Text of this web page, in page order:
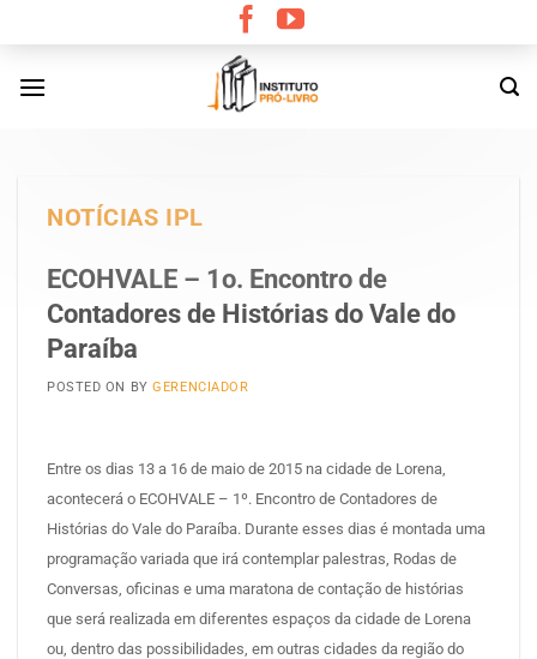
content
NOTÍCIAS IPL
ECOHVALE – 1o. Encontro de
Contadores de Histórias do Vale do
Paraíba
POSTED ON BYGERENCIADOR
Entre os dias 13 a 16 de maio de 2015 na cidade de Lorena,
acontecerá o ECOHVALE – 1º. Encontro de Contadores de
Histórias do Vale do Paraíba. Durante esses dias é montada uma
programação variada que irá contemplar palestras, Rodas de
Conversas, oficinas e uma maratona de contação de histórias
que será realizada em diferentes espaços da cidade de Lorena
ou, dentro das possibilidades, em outras cidades da região do